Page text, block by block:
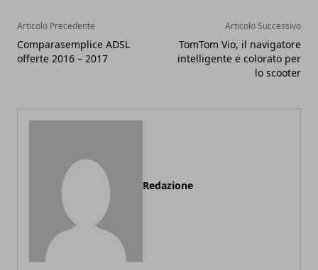
Articolo Precedente
Comparasemplice ADSL
offerte 2016 – 2017
Articolo Successivo
TomTom Vio, il navigatore
intelligente e colorato per
lo scooter
Redazione